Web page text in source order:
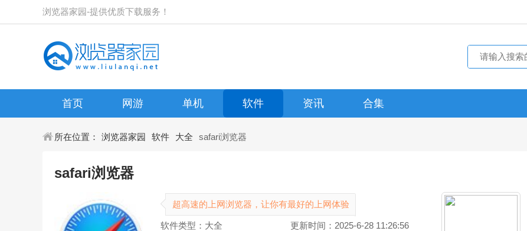
浏览器家园-提供优质下载服务！
首页 网游 单机 软件 资讯 合集
所在位置： 浏览器家园 软件 大全 safari浏览器
safari浏览器
超高速的上网浏览器，让你有最好的上网体验
软件类型：大全
更新时间：2025-6-28 11:26:56